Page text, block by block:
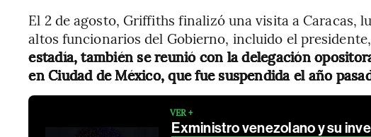
El 2 de agosto, Griffiths finalizó una visita a Caracas,
altos funcionarios del Gobierno, incluido el
estadía, también se reunió con la delegación
en Ciudad de México, que fue suspendida el año
VER +
Exministro venezolano y su